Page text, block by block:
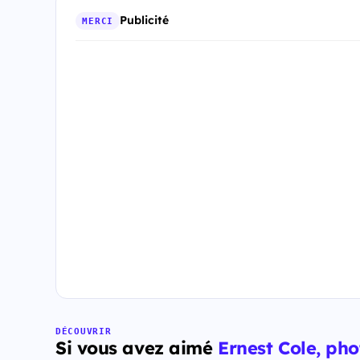
MERCI Publicité
DÉCOUVRIR
Si vous avez aimé Ernest Cole,